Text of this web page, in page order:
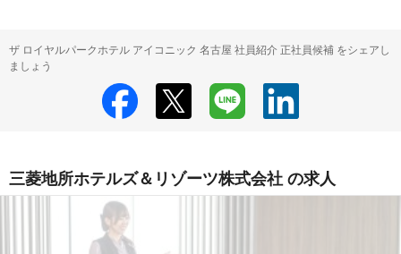
ザ ロイヤルパークホテル アイコニック 名古屋 社員紹介 正社員候補 をシェアし
ましょう
三菱地所ホテルズ＆リゾーツ株式会社 の求人